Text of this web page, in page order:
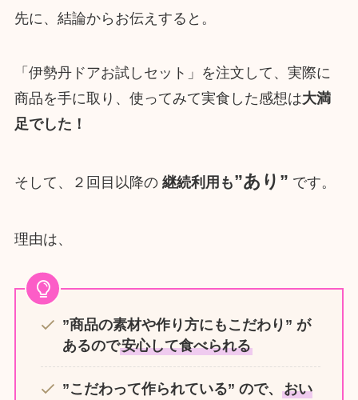
先に、結論からお伝えすると。
「伊勢丹ドアお試しセット」を注文して、実際に
商品を手に取り、使ってみて実食した感想は大満
足でした！
そして、２回目以降の 継続利用も”あり” です。
理由は、
”商品の素材や作り方にもこだわり” が
あるので安心して食べられる
”こだわって作られている” ので、おい